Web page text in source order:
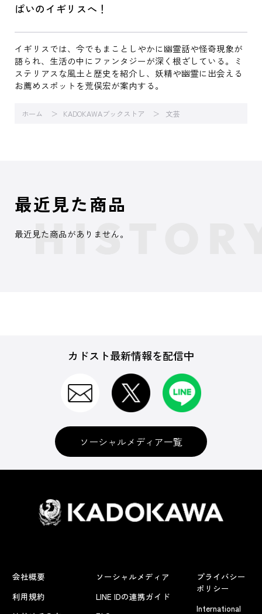
ぱいのイギリスへ！
イギリスでは、今でもまことしやかに幽霊話や怪奇現象が
語られ、生活の中にファンタジーが深く根ざしている。ミ
ステリアスな風土と歴史を紹介し、妖精や幽霊に出会える
お薦めスポットを荒俣宏が案内する。
ホーム KADOKAWAブックストア 文芸
最近見た商品
最近見た商品がありません。
カドスト最新情報を配信中
ソーシャルメディア一覧
会社概要
利用規約
ソーシャルメディア
LINE IDの連携ガイド
プライバシー
ポリシー
International